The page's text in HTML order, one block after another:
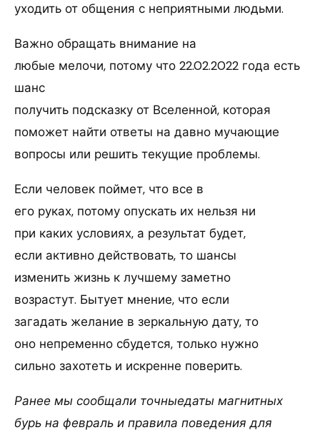
уходить от общения с неприятными людьми.
Важно обращать внимание на
любые мелочи, потому что 22.02.2022 года есть
шанс
получить подсказку от Вселенной, которая
поможет найти ответы на давно мучающие
вопросы или решить текущие проблемы.
Если человек поймет, что все в
его руках, потому опускать их нельзя ни
при каких условиях, а результат будет,
если активно действовать, то шансы
изменить жизнь к лучшему заметно
возрастут. Бытует мнение, что если
загадать желание в зеркальную дату, то
оно непременно сбудется, только нужно
сильно захотеть и искренне поверить.
Ранее мы сообщали точныедаты магнитных
бурь на февраль и правила поведения для